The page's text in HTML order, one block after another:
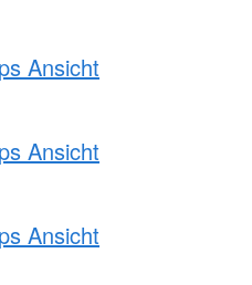
Ansicht
Ansicht
Ansicht